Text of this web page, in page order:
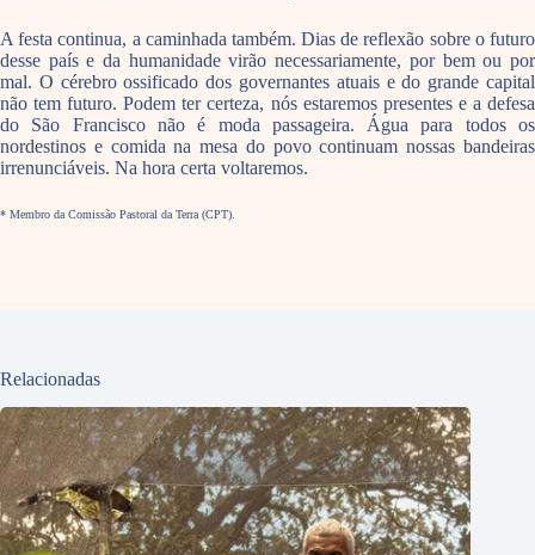
A festa continua, a caminhada também. Dias de reflexão sobre o futuro
desse país e da humanidade virão necessariamente, por bem ou por
mal. O cérebro ossificado dos governantes atuais e do grande capital
não tem futuro. Podem ter certeza, nós estaremos presentes e a defesa
do São Francisco não é moda passageira. Água para todos os
nordestinos e comida na mesa do povo continuam nossas bandeiras
irrenunciáveis. Na hora certa voltaremos.
* Membro da Comissão Pastoral da Terra (CPT).
Relacionadas